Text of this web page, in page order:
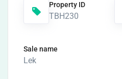
Property ID
TBH230
Sale name
Lek